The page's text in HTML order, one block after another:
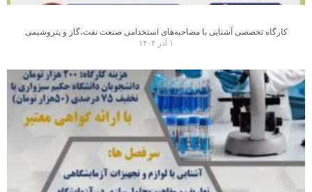
کارگاه تخصصی آشنایی با مصاحبه‌‌های استخدامی صنعت نفت،گاز و پتروشیمی
۱ آذر ۱۴۰۴